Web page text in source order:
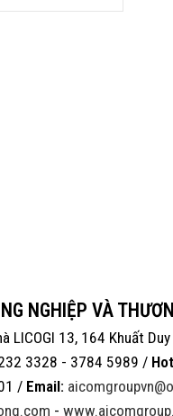
NGHIỆP VÀ
LICOGI 13, 164 Khuất
3328 - 3784 5989 /
/ Email:
-